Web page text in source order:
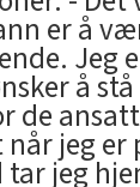
er å
Jeg
å
de
jeg er
jeg